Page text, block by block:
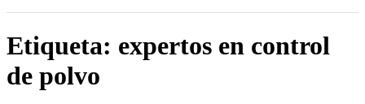
Etiqueta: expertos en control
de polvo